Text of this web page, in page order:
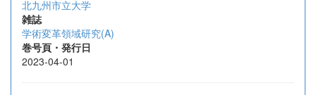
北九州市立大学
雑誌
学術変革領域研究(A)
巻号頁・発行日
2023-04-01